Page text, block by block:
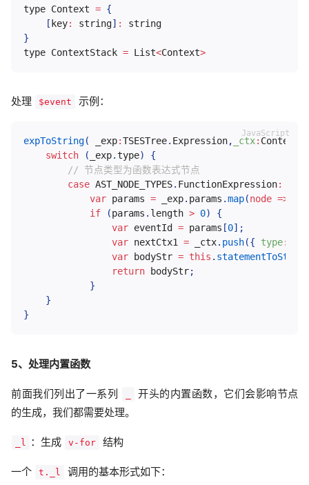
type Context = {
[key: string] :
}
type ContextStack = List<Context>
处理 $event 示例：
expToString( _exp:TSESTree. Expression, _ctx:
switch
( _exp.type)
{
// 节点类型为函数表达式节点
case AST_NODE_TYPES. FunctionExpression:
var params = _exp. params .map(node =>
if
(params . length > 0)
{
var eventId = params [0] ;
var nextCtx1 = _ctx. push({ type:
var bodyStr = this .
return bodyStr;
}
}
}
5、处理内置函数
前面我们列出了一系列
开头的内置函数，它们会影响节点
的生成，我们都需要处理。
_l ：生成 v-for 结构
一个 t._l 调用的基本形式如下：